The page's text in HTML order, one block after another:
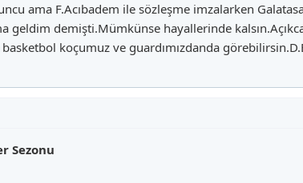
ama F.Acıbadem ile sözleşme imzalarken
demişti.Mümkünse hayallerinde
koçumuz ve guardımızdanda
Sezonu